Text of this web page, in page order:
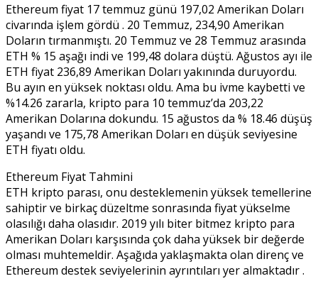
Ethereum fiyat 17 temmuz günü 197,02 Amerikan Doları
civarında işlem gördü . 20 Temmuz, 234,90 Amerikan
Doların tırmanmıştı. 20 Temmuz ve 28 Temmuz arasında
ETH % 15 aşağı indi ve 199,48 dolara düştü. Ağustos ayı ile
ETH fiyat 236,89 Amerikan Doları yakınında duruyordu.
Bu ayın en yüksek noktası oldu. Ama bu ivme kaybetti ve
%14.26 zararla, kripto para 10 temmuz’da 203,22
Amerikan Dolarına dokundu. 15 ağustos da % 18.46 düşüş
yaşandı ve 175,78 Amerikan Doları en düşük seviyesine
ETH fiyatı oldu.
Ethereum Fiyat Tahmini
ETH kripto parası, onu desteklemenin yüksek temellerine
sahiptir ve birkaç düzeltme sonrasında fiyat yükselme
olasılığı daha olasıdır. 2019 yılı biter bitmez kripto para
Amerikan Doları karşısında çok daha yüksek bir değerde
olması muhtemeldir. Aşağıda yaklaşmakta olan direnç ve
Ethereum destek seviyelerinin ayrıntıları yer almaktadır .